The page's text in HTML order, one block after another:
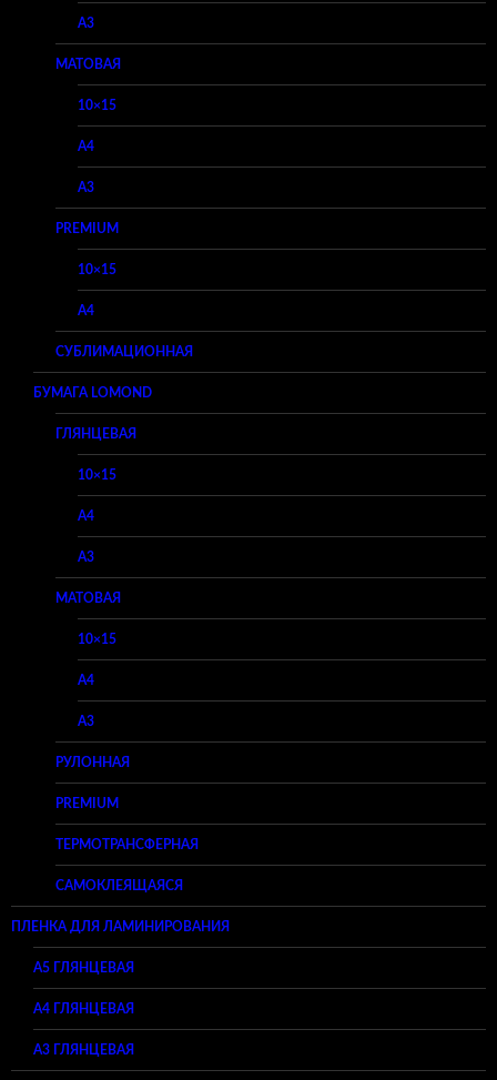
A3
МАТОВАЯ
10×15
A4
A3
PREMIUM
10×15
A4
СУБЛИМАЦИОННАЯ
БУМАГА LOMOND
ГЛЯНЦЕВАЯ
10×15
A4
A3
МАТОВАЯ
10×15
A4
A3
РУЛОННАЯ
PREMIUM
ТЕРМОТРАНСФЕРНАЯ
САМОКЛЕЯЩАЯСЯ
ПЛЕНКА ДЛЯ ЛАМИНИРОВАНИЯ
A5 ГЛЯНЦЕВАЯ
А4 ГЛЯНЦЕВАЯ
A3 ГЛЯНЦЕВАЯ